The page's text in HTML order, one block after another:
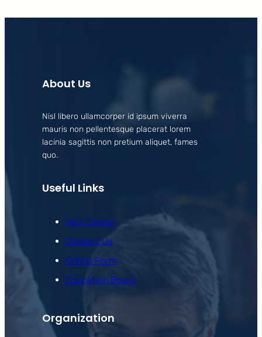
About Us
Nisl libero ullamcorper id ipsum viverra
mauris non pellentesque placerat lorem
lacinia sagittis non pretium aliquet, fames
quo.
Useful Links
Help Center
Contact Us
Online Form
Education Board
Organization